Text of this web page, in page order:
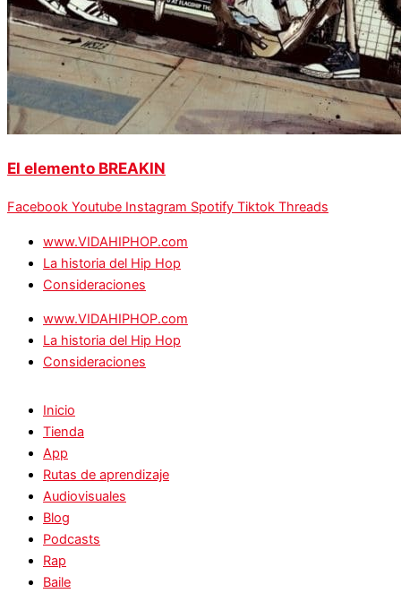
El elemento BREAKIN
Facebook Youtube Instagram Spotify Tiktok Threads
www.VIDAHIPHOP.com
La historia del Hip Hop
Consideraciones
www.VIDAHIPHOP.com
La historia del Hip Hop
Consideraciones
Inicio
Tienda
App
Rutas de aprendizaje
Audiovisuales
Blog
Podcasts
Rap
Baile